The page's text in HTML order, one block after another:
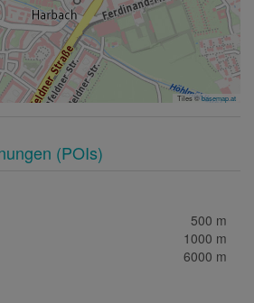
Tiles ©basemap.at
(POIs)
500 m
1000 m
6000 m